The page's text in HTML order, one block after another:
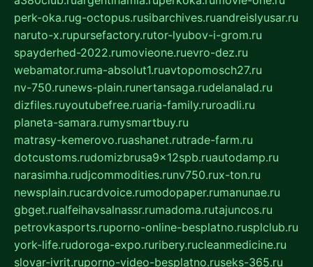
perk-oka.rug-octopus.rusibarchives.ruandreislyusar.ru
naruto-x.rupursefactory.rutor-lyubov-i-grom.ru
spayderhed-2022.rumovieone.ruevro-dez.ru
webamator.ruma-absolut1.ruavtopomosch27.ru
nv-750.runews-plain.runertansaga.rudelanalad.ru
dizfiles.ruyoutubefree.ruaria-family.ruroadli.ru
planeta-samara.rumysmartbuy.ru
matrasy-kemerovo.ruashanet.rutrade-farm.ru
dotcustoms.rudomizbrusa9x12spb.ruautodamp.ru
narasimha.rudjcommodities.runv750.rux-ton.ru
newsplain.rucardvoice.rumodopaper.rumanunae.ru
gbget.rualfeihavsalnassr.rumadoma.rutajuncos.ru
petrovkasports.ruporno-online-besplatno.rusplclub.ru
york-life.rudoroga-expo.ruribery.rucleanmedicine.ru
slovar-ivrit.ruporno-video-besplatno.ruseks-365.ru